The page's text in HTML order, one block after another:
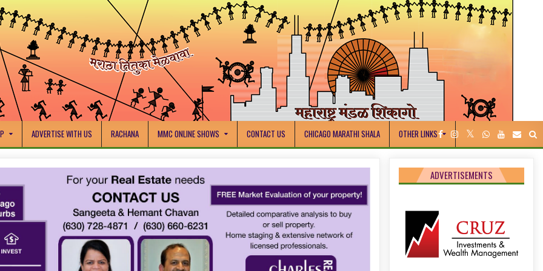
ADVERTISE WITH US RACHANA MMC ONLINE SHOWS CONTACT US CHICAGO MARATHI SHALA OTHER LINKS
ADVERTISEMENTS